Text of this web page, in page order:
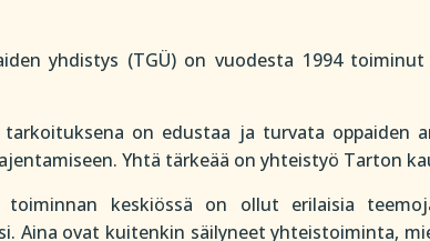
yhdistys (TGÜ) on vuodesta 1994
tarkoituksena on edustaa ja turvata
Yhtä tärkeää on yhteistyö Tarton
toiminnan keskiössä on ollut erilaisia
Aina ovat kuitenkin säilyneet yhteistoiminta,